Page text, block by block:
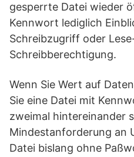
gesperrte Datei wieder
Kennwort lediglich
Schreibzugriff oder
Schreibberechtigung.
Wenn Sie Wert auf
Sie eine Datei mit
zweimal hintereinander
Mindestanforderung an
Datei bislang ohne